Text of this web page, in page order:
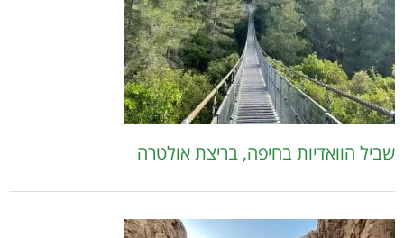
שביל הוואדיות בחיפה, בריצת אולטרה